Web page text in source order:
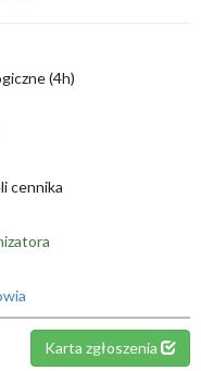
(4h)
cennika
Karta zgłoszenia